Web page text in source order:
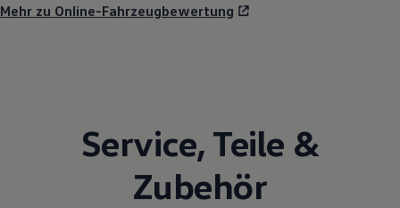
Mehr zu Online-Fahrzeugbewertung
Service, Teile &
Zubehör